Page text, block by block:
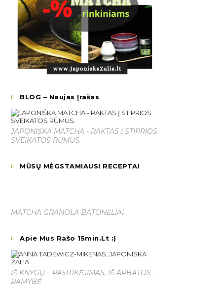
BLOG – Naujas Įrašas
JAPONIŠKA MATCHA - RAKTAS Į STIPRIOS
SVEIKATOS RŪMUS.
MŪSŲ MĖGSTAMIAUSI RECEPTAI
MATCHA GRANOLA BATONĖLIAI
Apie Mus Rašo 15min.lt :)
IŠ KNYGŲ – PASITIKĖJIMAS, IŠ ARBATOS –
RAMYBĖ